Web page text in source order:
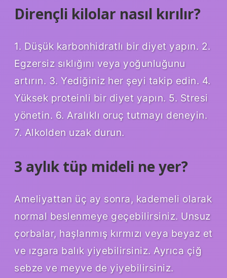
Dirençli kilolar nasıl kırılır?
1. Düşük karbonhidratlı bir diyet yapın. 2.
Egzersiz sıklığını veya yoğunluğunu
artırın. 3. Yediğiniz her şeyi takip edin. 4.
Yüksek proteinli bir diyet yapın. 5. Stresi
yönetin. 6. Aralıklı oruç tutmayı deneyin.
7. Alkolden uzak durun.
3 aylık tüp mideli ne yer?
Ameliyattan üç ay sonra, kademeli olarak
normal beslenmeye geçebilirsiniz. Unsuz
çorbalar, haşlanmış kırmızı veya beyaz et
ve ızgara balık yiyebilirsiniz. Ayrıca çiğ
sebze ve meyve de yiyebilirsiniz.